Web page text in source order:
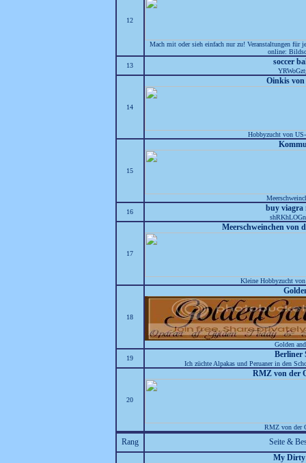
12
Mach mit oder sieh einfach nur zu! Veranstaltungen für
online:
13
soccer
14
Oinkis
Hobbyzucht von US-
15
16
buy viagra
17
Meerschweinchen von
Kleine Hobbyzucht
18
Golden
19
Berliner
Ich züchte Alpakas und Peruaner in den
20
RMZ von der
RMZ von der
Rang Seite &
My